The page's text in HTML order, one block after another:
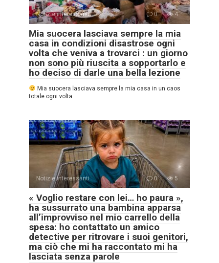
Notizie interessanti 0 4
Mia suocera lasciava sempre la mia
casa in condizioni disastrose ogni
volta che veniva a trovarci : un giorno
non sono più riuscita a sopportarlo e
ho deciso di darle una bella lezione
Mia suocera lasciava sempre la mia casa in un caos
totale ogni volta
Notizie interessanti 0 5
« Voglio restare con lei… ho paura »,
ha sussurrato una bambina apparsa
all’improvviso nel mio carrello della
spesa: ho contattato un amico
detective per ritrovare i suoi genitori,
ma ciò che mi ha raccontato mi ha
lasciata senza parole